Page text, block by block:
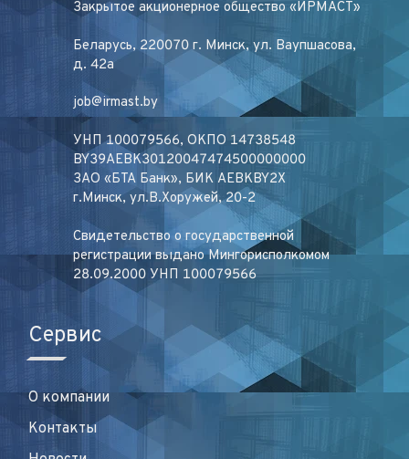
Закрытое акционерное общество «ИРМАСТ»
Беларусь, 220070 г. Минск, ул. Ваупшасова,
д. 42а
job@irmast.by
УНП 100079566, ОКПО 14738548
BY39AEBK30120047474500000000
ЗАО «БТА Банк», БИК AEBKBY2X
г.Минск, ул.В.Хоружей, 20-2
Свидетельство о государственной
регистрации выдано Мингорисполкомом
28.09.2000 УНП 100079566
Сервис
О компании
Контакты